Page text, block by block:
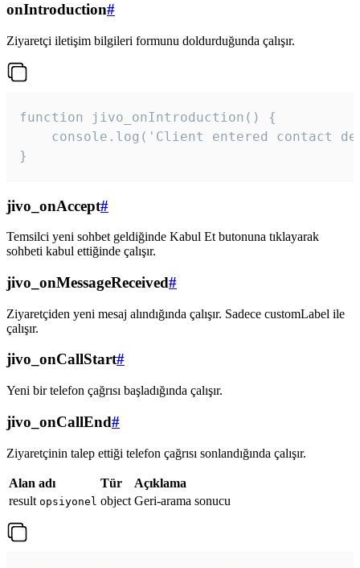
onIntroduction#
Ziyaretçi iletişim bilgileri formunu doldurduğunda çalışır.
function jivo_onIntroduction() {
console.log('Client entered contact
}
jivo_onAccept#
Temsilci yeni sohbet geldiğinde Kabul Et butonuna tıklayarak
sohbeti kabul ettiğinde çalışır.
jivo_onMessageReceived#
Ziyaretçiden yeni mesaj alındığında çalışır. Sadece customLabel ile
çalışır.
jivo_onCallStart#
Yeni bir telefon çağrısı başladığında çalışır.
jivo_onCallEnd#
Ziyaretçinin talep ettiği telefon çağrısı sonlandığında çalışır.
Alan adı Tür
Açıklama
result opsiyonel object Geri-arama sonucu